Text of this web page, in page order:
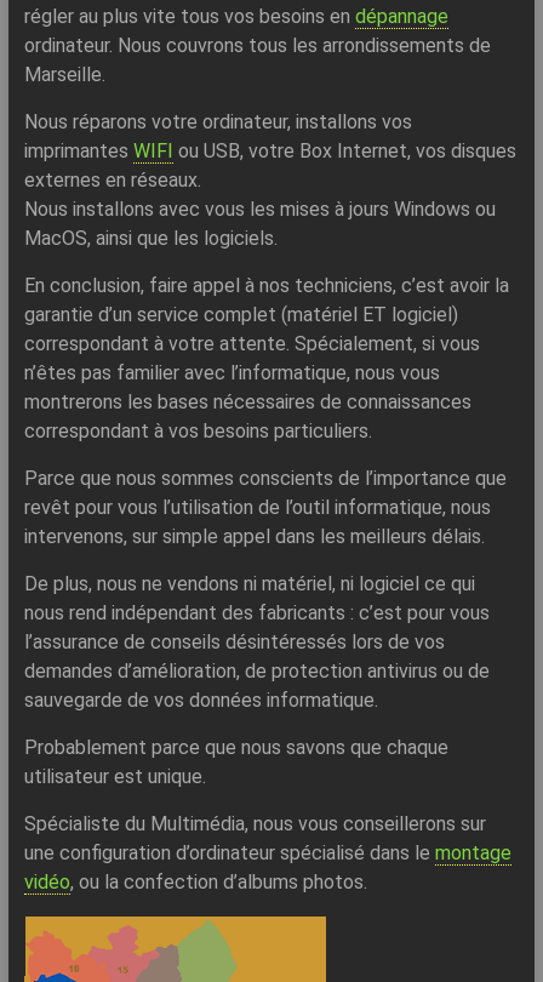
!régler au plus vite tous vos besoins en dépannage
ordinateur. Nous couvrons tous les arrondissements de
Marseille.
Nous réparons votre ordinateur, installons vos
imprimantes WIFI ou USB, votre Box Internet, vos disques
externes en réseaux.
Nous installons avec vous les mises à jours Windows ou
MacOS, ainsi que les logiciels.
En conclusion, faire appel à nos techniciens, c’est avoir la
garantie d’un service complet (matériel ET logiciel)
correspondant à votre attente. Spécialement, si vous
n’êtes pas familier avec l’informatique, nous vous
montrerons les bases nécessaires de connaissances
correspondant à vos besoins particuliers.
Parce que nous sommes conscients de l’importance que
revêt pour vous l’utilisation de l’outil informatique, nous
intervenons, sur simple appel dans les meilleurs délais.
De plus, nous ne vendons ni matériel, ni logiciel ce qui
nous rend indépendant des fabricants : c’est pour vous
l’assurance de conseils désintéressés lors de vos
demandes d’amélioration, de protection antivirus ou de
sauvegarde de vos données informatique.
Probablement parce que nous savons que chaque
utilisateur est unique.
Spécialiste du Multimédia, nous vous conseillerons sur
une configuration d’ordinateur spécialisé dans le montage
vidéo, ou la confection d’albums photos.